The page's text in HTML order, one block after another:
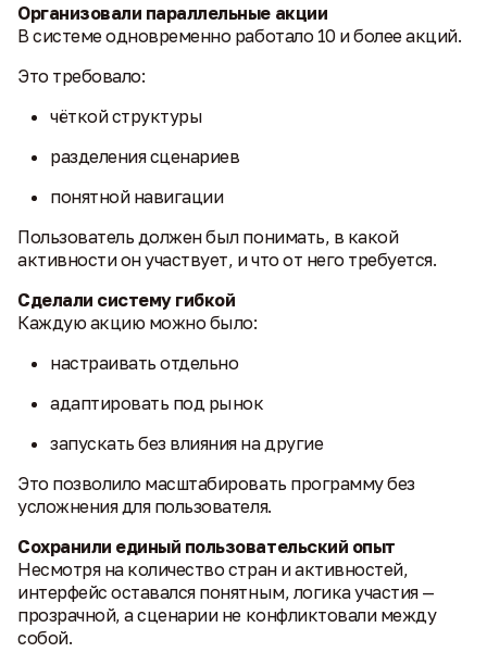
Организовали параллельные акции
В системе одновременно работало 10 и более акций.
Это требовало:
чёткой структуры
разделения сценариев
понятной навигации
Пользователь должен был понимать, в какой
активности он участвует, и что от него требуется.
Сделали систему гибкой
Каждую акцию можно было:
настраивать отдельно
адаптировать под рынок
запускать без влияния на другие
Это позволило масштабировать программу без
усложнения для пользователя.
Сохранили единый пользовательский опыт
Несмотря на количество стран и активностей,
интерфейс оставался понятным, логика участия —
прозрачной, а сценарии не конфликтовали между
собой.